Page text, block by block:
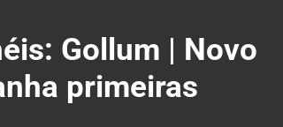
Gollum | Novo
primeiras